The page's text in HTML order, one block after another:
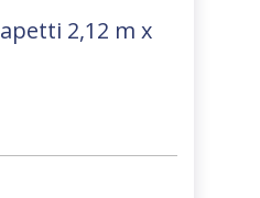
2,12 m x